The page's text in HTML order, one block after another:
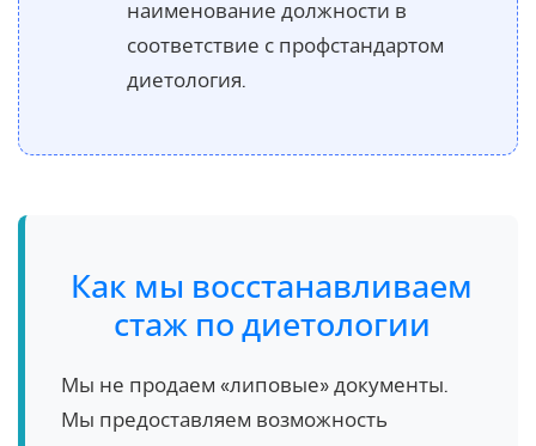
наименование должности в
соответствие с профстандартом
диетология.
Как мы восстанавливаем
стаж по диетологии
Мы не продаем «липовые» документы.
Мы предоставляем возможность